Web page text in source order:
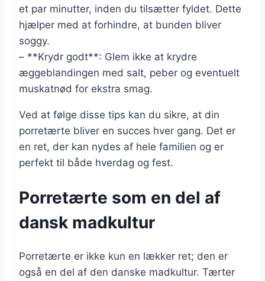
et par minutter, inden du tilsætter fyldet. Dette
hjælper med at forhindre, at bunden bliver
soggy.
– **Krydr godt**: Glem ikke at krydre
æggeblandingen med salt, peber og eventuelt
muskatnød for ekstra smag.
Ved at følge disse tips kan du sikre, at din
porretærte bliver en succes hver gang. Det er
en ret, der kan nydes af hele familien og er
perfekt til både hverdag og fest.
Porretærte som en del af
dansk madkultur
Porretærte er ikke kun en lækker ret; den er
også en del af den danske madkultur. Tærter